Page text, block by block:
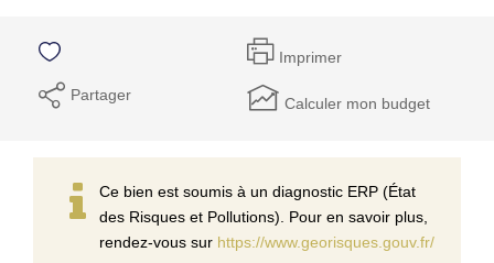
Imprimer
Partager Calculer mon budget
Ce bien est soumis à un diagnostic ERP (État
des Risques et Pollutions). Pour en savoir plus,
rendez-vous sur https://www.georisques.gouv.fr/